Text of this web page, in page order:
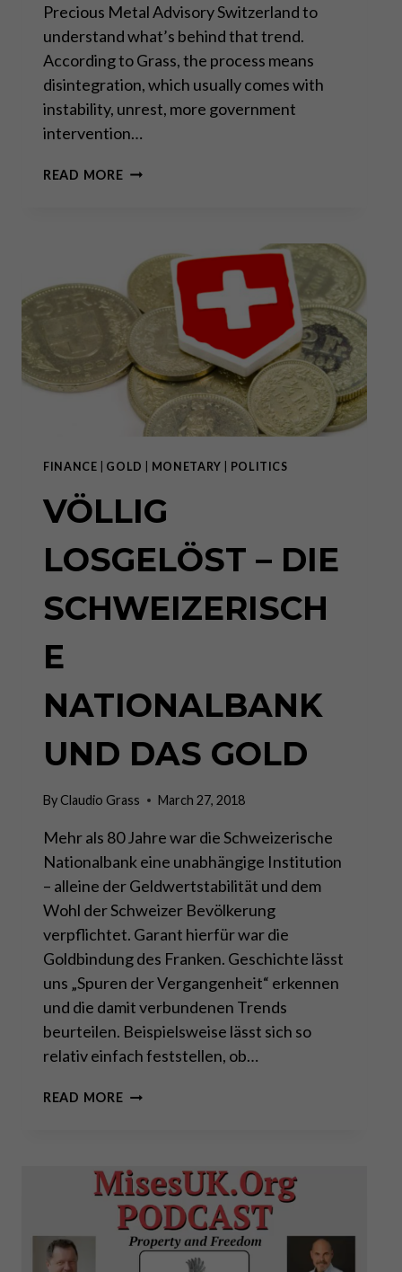
Precious Metal Advisory Switzerland to
understand what’s behind that trend.
According to Grass, the process means
disintegration, which usually comes with
instability, unrest, more government
intervention…
READ MOREDEATH
EURO
AS
MORE
EUROPEAN
NATIONS
REPATRIATE
GOLD
–
EXPERT
FINANCE GOLD MONETARY POLITICS
VÖLLIG
LOSGELÖST – DIE
SCHWEIZERISCH
E
NATIONALBANK
UND DAS GOLD
ByClaudio Grass March 27, 2018
Mehr als 80 Jahre war die Schweizerische
Nationalbank eine unabhängige Institution
– alleine der Geldwertstabilität und dem
Wohl der Schweizer Bevölkerung
verpflichtet. Garant hierfür war die
Goldbindung des Franken. Geschichte lässt
uns „Spuren der Vergangenheit“ erkennen
und die damit verbundenen Trends
beurteilen. Beispielsweise lässt sich so
relativ einfach feststellen, ob…
READ MOREVÖLLIG
SCHWEIZERISCHE
NATIONALBANK
UND
DAS
GOLD